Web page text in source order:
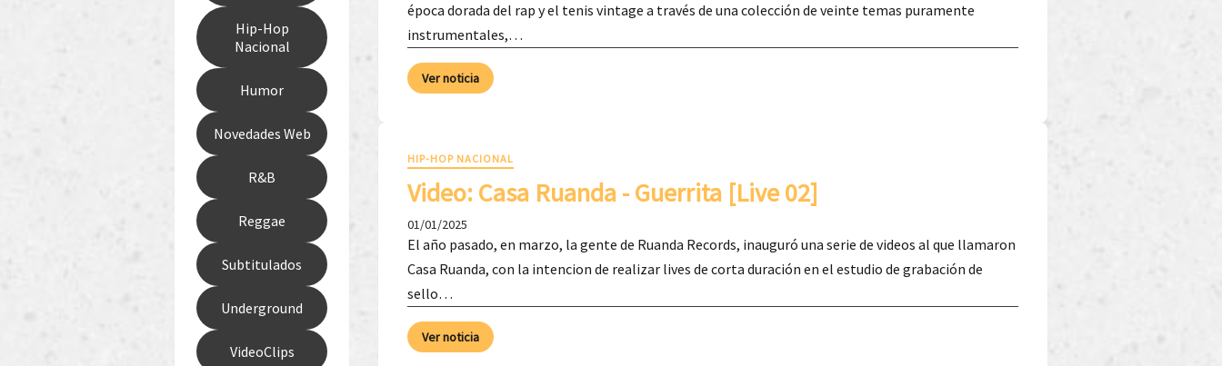
Hip-Hop
Nacional
Humor
Novedades Web
R&B
Reggae
Subtitulados
Underground
VideoClips
época dorada del rap y el tenis vintage a través de una colección de veinte temas puramente
instrumentales,…
Ver noticia
HIP-HOP NACIONAL
Video: ​Casa Ruanda - Guerrita [Live 02]
01/01/2025
El año pasado, en marzo, la gente de Ruanda Records, inauguró una serie de videos al que llamaron
Casa Ruanda, con la intencion de realizar lives de corta duración en el estudio de grabación de
sello…
Ver noticia